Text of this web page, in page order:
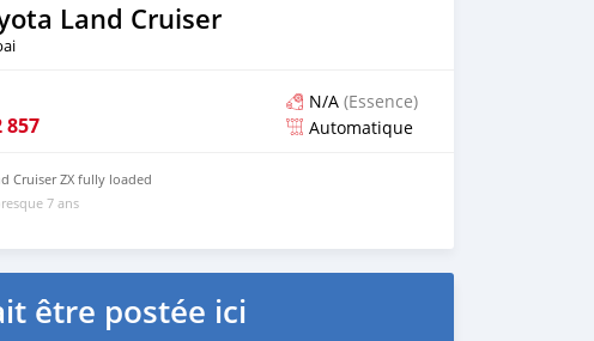
Land Cruiser
857
N/A (Essence)
Automatique
Cruiser ZX fully loaded
7 ans
être postée ici